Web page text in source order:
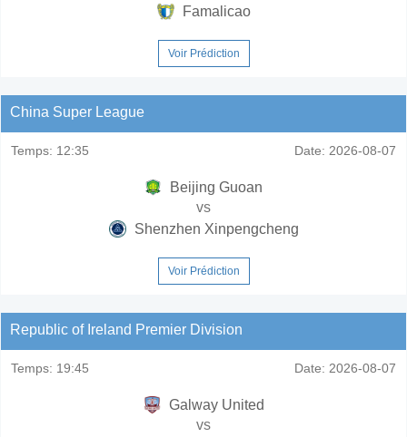
Famalicao
Voir Prédiction
China Super League
Temps: 12:35 Date: 2026-08-07
Beijing Guoan
vs
Shenzhen Xinpengcheng
Voir Prédiction
Republic of Ireland Premier Division
Temps: 19:45 Date: 2026-08-07
Galway United
vs